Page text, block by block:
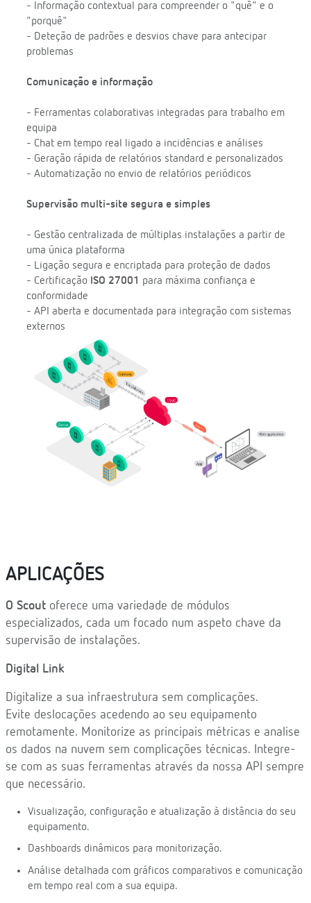
- Informação contextual para compreender o "quê" e o
"porquê"
- Deteção de padrões e desvios chave para antecipar
problemas
Comunicação e informação
- Ferramentas colaborativas integradas para trabalho em
equipa
- Chat em tempo real ligado a incidências e análises
- Geração rápida de relatórios standard e personalizados
- Automatização no envio de relatórios periódicos
Supervisão multi-site segura e simples
- Gestão centralizada de múltiplas instalações a partir de
uma única plataforma
- Ligação segura e encriptada para proteção de dados
- Certificação ISO 27001 para máxima confiança e
conformidade
- API aberta e documentada para integração com sistemas
externos
APLICAÇÕES
O Scout oferece uma variedade de módulos
especializados, cada um focado num aspeto chave da
supervisão de instalações.
Digital Link
Digitalize a sua infraestrutura sem complicações.
Evite deslocações acedendo ao seu equipamento
remotamente. Monitorize as principais métricas e analise
os dados na nuvem sem complicações técnicas. Integre-
se com as suas ferramentas através da nossa API sempre
que necessário.
Visualização, configuração e atualização à distância do seu
equipamento.
Dashboards dinâmicos para monitorização.
Análise detalhada com gráficos comparativos e comunicação
em tempo real com a sua equipa.